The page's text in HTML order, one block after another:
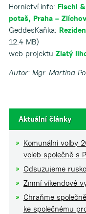
Hornictví.info: Fischl
potaš, Praha – Zlíchov
GeddesKaňka:
12.4 MB)
web projektu Zlatý
Autor: Mgr. Martina
Aktuální články
Komunální volby
voleb společně s
Odsuzujeme
Zimní víkendové
Chraňme
ke společnému